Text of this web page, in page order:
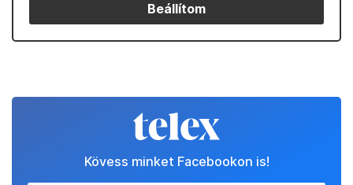
Beállítom
Kövess minket Facebookon is!